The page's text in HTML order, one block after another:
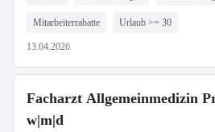
Mitarbeiterrabatte Urlaub >= 30
13.04.2026
Facharzt Allgemeinmedizin
w|m|d